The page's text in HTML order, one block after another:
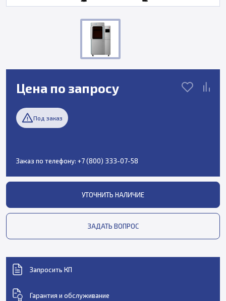
Цена по запросу
Под заказ
Заказ по телефону: +7 (800) 333-07-58
УТОЧНИТЬ НАЛИЧИЕ
ЗАДАТЬ ВОПРОС
Запросить КП
Гарантия и обслуживание